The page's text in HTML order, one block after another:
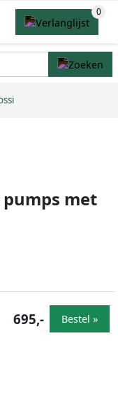
pumps met
695,- Bestel »